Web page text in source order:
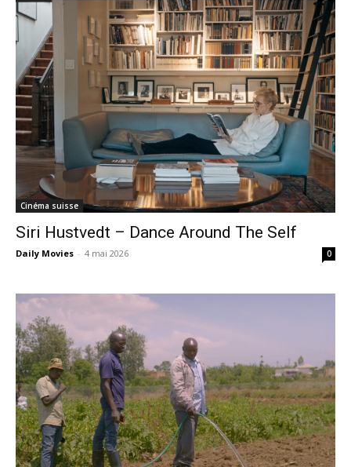
Cinéma suisse
Siri Hustvedt – Dance Around The Self
Daily Movies - 4 mai 2026 0